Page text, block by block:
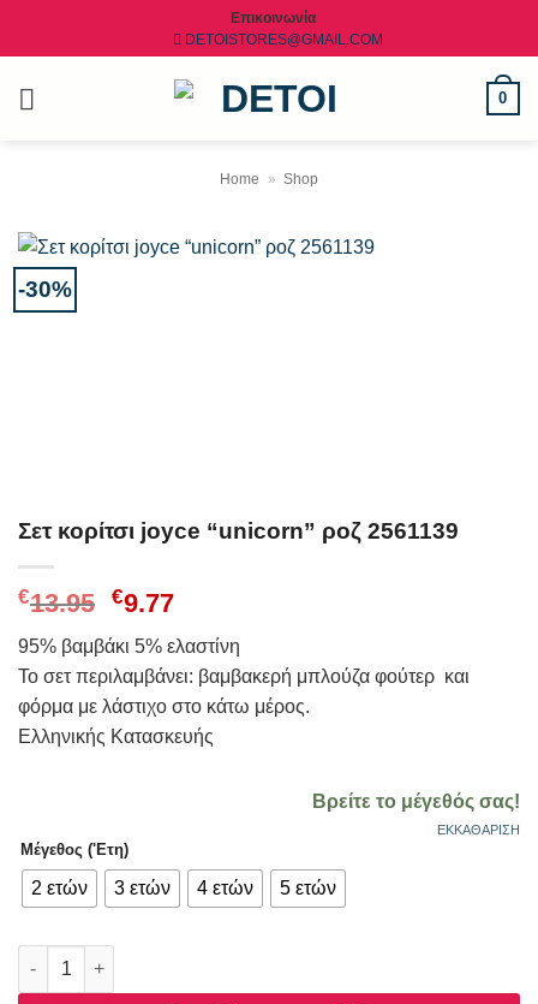
Επικοινωνία
DETOISTORES@GMAIL.COM
0
Home » Shop
-30%
Σετ κορίτσι joyce “unicorn” ροζ 2561139
€13.95 Original
price
was:
€13.95.
€9.77Η
τρέχουσα
τιμή
είναι:
€9.77.
95% βαμβάκι 5% ελαστίνη
Το σετ περιλαμβάνει: βαμβακερή μπλούζα φούτερ και
φόρμα με λάστιχο στο κάτω μέρος.
Ελληνικής Κατασκευής
Βρείτε το μέγεθός σας!
Μέγεθος ('Ετη)
2 ετών 3 ετών 4 ετών 5 ετών
ΕΚΚΑΘΆΡΙΣΗ
Σετ κορίτσι joyce “unicorn” ροζ 2561139 ποσότητα